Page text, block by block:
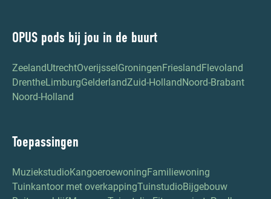
OPUS pods bij jou in de buurt
ZeelandUtrechtOverijsselGroningenFrieslandFlevoland
DrentheLimburgGelderlandZuid-HollandNoord-Brabant
Noord-Holland
Toepassingen
MuziekstudioKangoeroewoningFamiliewoning
Tuinkantoor met overkappingTuinstudioBijgebouw